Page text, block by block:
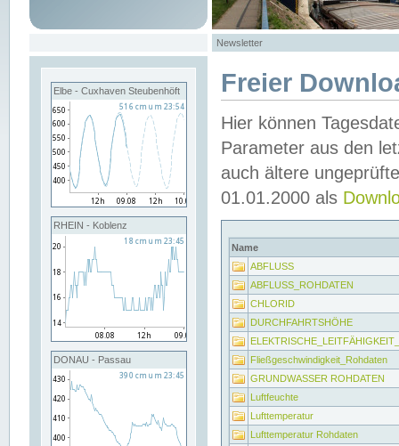
Newsletter
Elbe - Cuxhaven Steubenhöft
RHEIN - Koblenz
DONAU - Passau
Freier
Hier können
Parameter aus den
auch ältere
01.01.2000 als
Name
ABFLUSS
ABFLUSS_ROHDATEN
CHLORID
DURCHFAHRTSHÖHE
Fließgeschwindigkeit_Rohdaten
GRUNDWASSER ROHDATEN
Luftfeuchte
Lufttemperatur
Lufttemperatur Rohdaten